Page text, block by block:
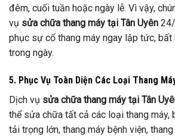
đêm, cuối tuần hoặc ngày lễ. Vì vậy,
vụ sửa chữa thang máy tại Tân Uyên
phục sự cố thang máy ngay lập tức, bất
trong ngày.
5. Phục Vụ Toàn Diện Các Loại Thang
Dịch vụ sửa chữa thang máy tại Tân
thể sửa chữa tất cả các loại thang máy,
tải trọng lớn, thang máy bệnh viện,